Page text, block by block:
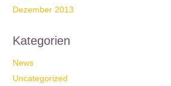
Dezember 2013
Kategorien
News
Uncategorized